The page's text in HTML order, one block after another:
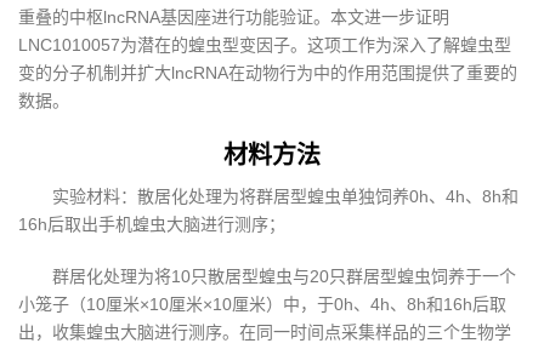
重叠的中枢lncRNA基因座进行功能验证。本文进一步证明
LNC1010057为潜在的蝗虫型变因子。这项工作为深入了解蝗虫型
变的分子机制并扩大lncRNA在动物行为中的作用范围提供了重要的
数据。
材料方法
实验材料：散居化处理为将群居型蝗虫单独饲养0h、4h、8h和
16h后取出手机蝗虫大脑进行测序；
群居化处理为将10只散居型蝗虫与20只群居型蝗虫饲养于一个
小笼子（10厘米×10厘米×10厘米）中，于0h、4h、8h和16h后取
出，收集蝗虫大脑进行测序。在同一时间点采集样品的三个生物学